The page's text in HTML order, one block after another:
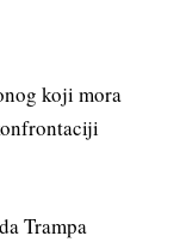
koji mora
Trampa